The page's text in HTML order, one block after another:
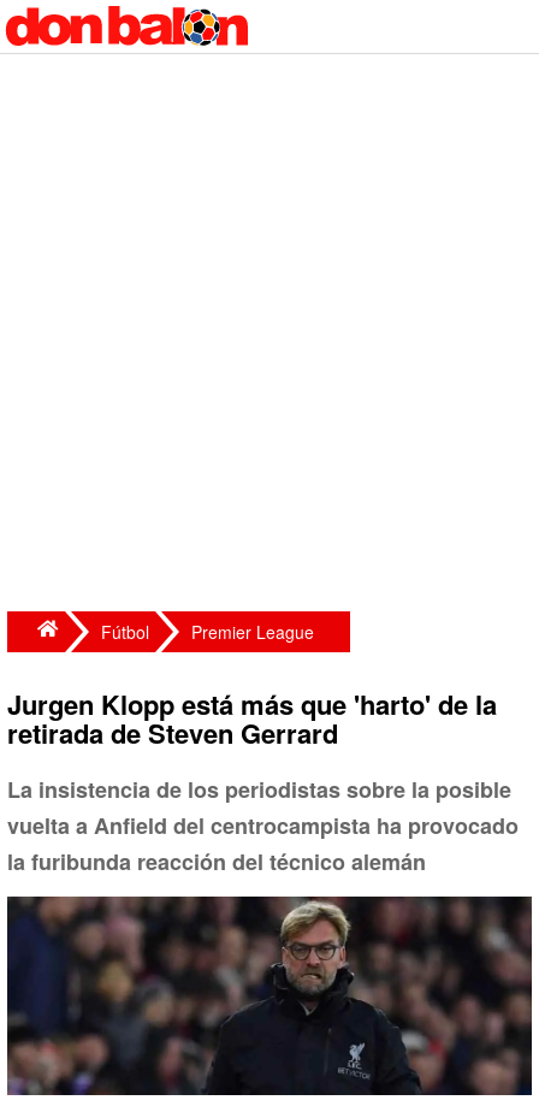
Fútbol Premier League
Jurgen Klopp está más que 'harto' de la
retirada de Steven Gerrard
La insistencia de los periodistas sobre la posible
vuelta a Anfield del centrocampista ha provocado
la furibunda reacción del técnico alemán